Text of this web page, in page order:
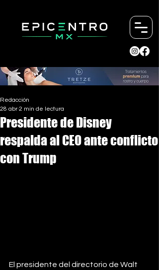
Presidente de Disney
respalda al CEO ante conflicto
con Trump
Redacción
28 abr 2 min de lectura
El presidente del directorio de Walt